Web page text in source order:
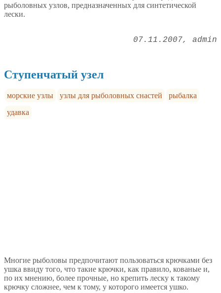
рыболовных узлов, предназначенных для синтетической
лески.
07.11.2007 admin
Ступенчатый узел
морские узлы узлы для рыболовных снастей
рыбалка
удавка
Многие рыболовы предпочитают пользоваться крючками без
ушка ввиду того, что такие крючки, как правило, кованые и,
по их мнению, более прочные, но крепить леску к такому
крючку сложнее, чем к тому, у которого имеется ушко.